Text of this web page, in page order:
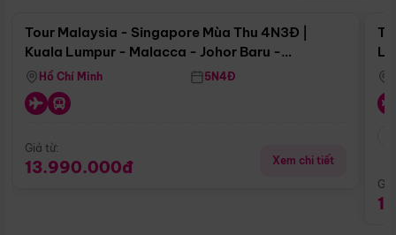
Tour Malaysia - Singapore Mùa Thu 4N3Đ |
Kuala Lumpur - Malacca - Johor Baru -
Singapore
Hồ Chí Minh 5N4Đ
Giá từ:
13.990.000đ Xem chi tiết